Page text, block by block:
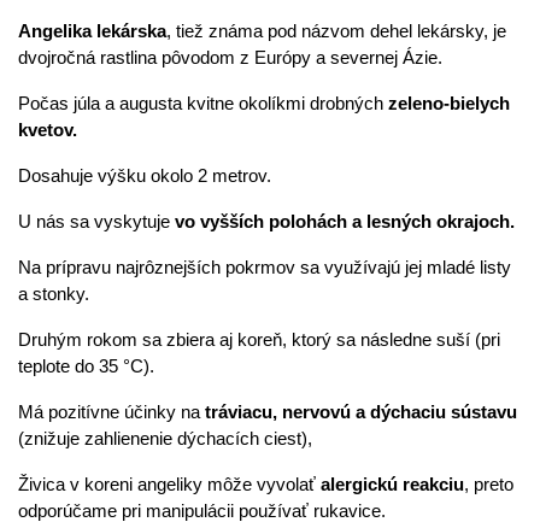
Angelika lekárska, tiež známa pod názvom dehel lekársky, je
dvojročná rastlina pôvodom z Európy a severnej Ázie.
Počas júla a augusta kvitne okolíkmi drobných zeleno-bielych
kvetov.
Dosahuje výšku okolo 2 metrov.
U nás sa vyskytuje vo vyšších polohách a lesných okrajoch.
Na prípravu najrôznejších pokrmov sa využívajú jej mladé listy
a stonky.
Druhým rokom sa zbiera aj koreň, ktorý sa následne suší (pri
teplote do 35 °C).
Má pozitívne účinky na tráviacu, nervovú a dýchaciu sústavu
(znižuje zahlienenie dýchacích ciest),
Živica v koreni angeliky môže vyvolať alergickú reakciu, preto
odporúčame pri manipulácii používať rukavice.